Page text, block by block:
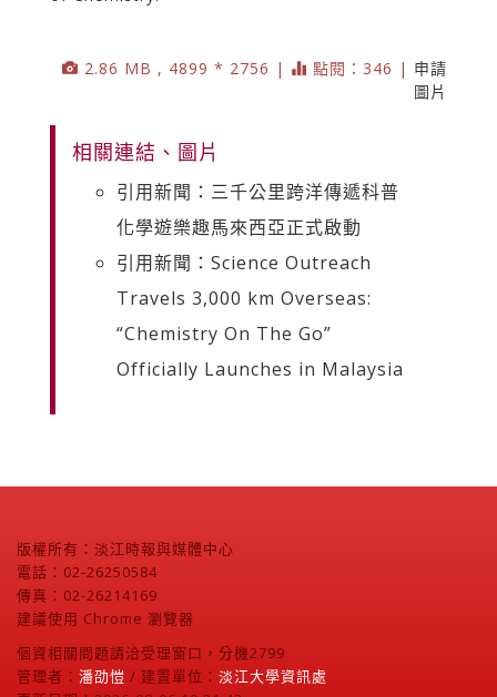
2.86 MB , 4899 * 2756 | 點閱：346 | 申請
圖片
相關連結、圖片
引用新聞：三千公里跨洋傳遞科普
化學遊樂趣馬來西亞正式啟動
引用新聞：Science Outreach
Travels 3,000 km Overseas:
“Chemistry On The Go”
Officially Launches in Malaysia
版權所有：淡江時報與媒體中心
電話：02-26250584
傳真：02-26214169
建議使用 Chrome 瀏覽器
個資相關問題請洽受理窗口，分機2799
管理者： 潘劭愷 / 建置單位： 淡江大學資訊處